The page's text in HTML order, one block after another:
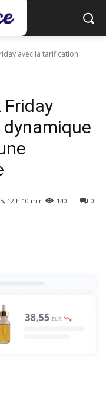
avec la tarification
Friday
12 h 10 min 0
140